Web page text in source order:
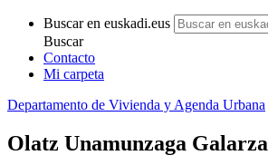
Buscar en euskadi.eus
Buscar
Contacto
Mi carpeta
Departamento de Vivienda y Agenda Urbana
Olatz Unamunzaga Galarza